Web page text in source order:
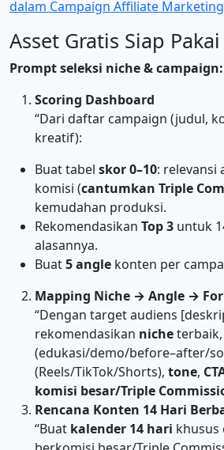
dalam Campaign Affiliate Marketing
Asset Gratis Siap
Prompt seleksi niche & campaign:
Scoring Dashboard
“Dari daftar campaign (judul,
kreatif):
Buat tabel skor 0–10: relevansi
komisi (cantumkan Triple
kemudahan produksi.
Rekomendasikan Top 3 untuk
alasannya.
Buat5 angle konten per
Mapping Niche → Angle →
“Dengan target audiens
rekomendasikan niche
(edukasi/demo/before–after/
(Reels/TikTok/Shorts), tone,
komisi besar/Triple
Rencana Konten 14 Hari
“Buat kalender 14 hari khusus